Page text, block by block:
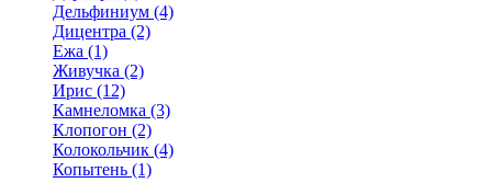
Дельфиниум (4)
Дицентра (2)
Ежа (1)
Живучка (2)
Ирис (12)
Камнеломка (3)
Клопогон (2)
Колокольчик (4)
Копытень (1)